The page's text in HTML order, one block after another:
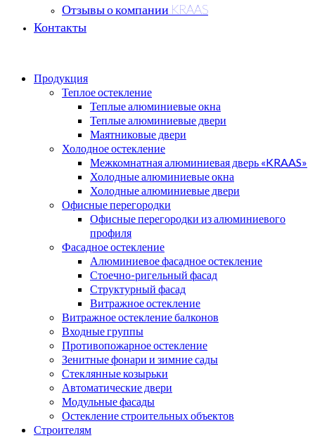
Отзывы о компании KRAAS
Контакты
Продукция
Теплое остекление
Теплые алюминиевые окна
Теплые алюминиевые двери
Маятниковые двери
Холодное остекление
Межкомнатная алюминиевая дверь «KRAAS»
Холодные алюминиевые окна
Холодные алюминиевые двери
Офисные перегородки
Офисные перегородки из алюминиевого
профиля
Фасадное остекление
Алюминиевое фасадное остекление
Стоечно-ригельный фасад
Структурный фасад
Витражное остекление
Витражное остекление балконов
Входные группы
Противопожарное остекление
Зенитные фонари и зимние сады
Стеклянные козырьки
Автоматические двери
Модульные фасады
Остекление строительных объектов
Строителям